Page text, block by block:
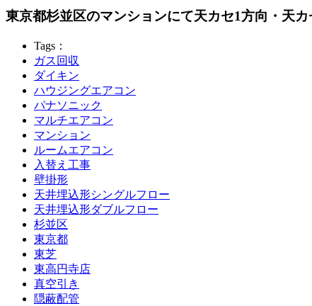
東京都杉並区のマンションにて天カセ1方向・天
Tags：
ガス回収
ダイキン
ハウジングエアコン
パナソニック
マルチエアコン
マンション
ルームエアコン
入替え工事
壁掛形
天井埋込形シングルフロー
天井埋込形ダブルフロー
杉並区
東京都
東芝
東高円寺店
真空引き
隠蔽配管